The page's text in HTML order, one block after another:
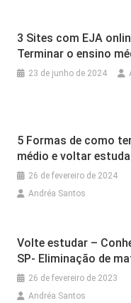
3 Sites com EJA
Terminar o ensino
23 de junho de 2024
5 Formas de como
médio e voltar
26 de fevereiro de 2024
Andréa Santos
Volte estudar –
SP- Eliminação de
26 de fevereiro de 2023
Andréa Santos